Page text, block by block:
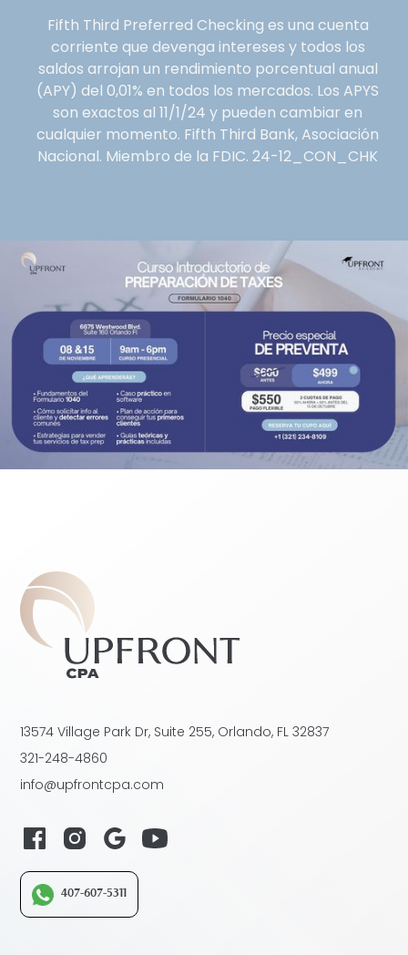
Fifth Third Preferred Checking es una cuenta
corriente que devenga intereses y todos los
saldos arrojan un rendimiento porcentual anual
(APY) del 0,01% en todos los mercados. Los APYS
son exactos al 11/1/24 y pueden cambiar en
cualquier momento. Fifth Third Bank, Asociación
Nacional. Miembro de la FDIC. 24-12_CON_CHK
13574 Village Park Dr, Suite 255, Orlando, FL 32837
321-248-4860
info@upfrontcpa.com
407-607-5311